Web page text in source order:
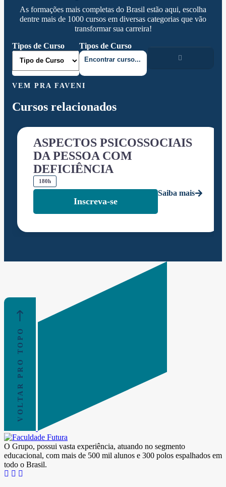
As formações mais completas do Brasil estão aqui, escolha
dentre mais de 1000 cursos em diversas categorias que vão
transformar sua carreira!
Tipos de Curso
Tipos de Curso
VEM PRA FAVENI
Cursos relacionados
ASPECTOS PSICOSSOCIAIS
DA PESSOA COM
DEFICIÊNCIA
180h
Inscreva-se
Saiba mais
VOLTAR PRO TOPO
O Grupo, possui vasta experiência, atuando no segmento
educacional, com mais de 500 mil alunos e 300 polos espalhados em
todo o Brasil.